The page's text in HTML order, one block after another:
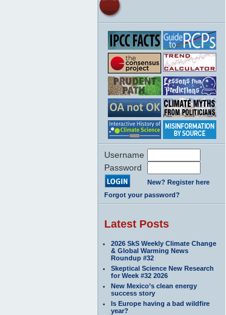
Username
Password
New? Register here
Forgot your password?
Latest Posts
2026 SkS Weekly Climate Change
& Global Warming News
Roundup #32
Skeptical Science New Research
for Week #32 2026
New Mexico’s clean energy
success story
Is Europe having a bad wildfire
year?